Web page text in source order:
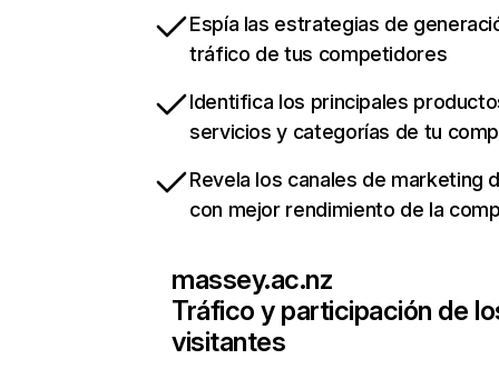
Espía las estrategias de
tráfico de tus competidores
Identifica los principales
servicios y categorías de tu
Revela los canales de marketing
con mejor rendimiento de la
massey.ac.nz
Tráfico y participación de
visitantes